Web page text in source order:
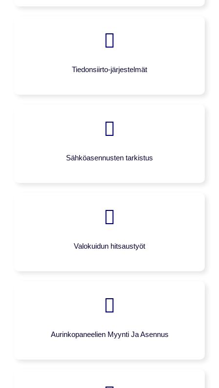
Tiedonsiirto-järjestelmät
Sähköasennusten tarkistus
Valokuidun hitsaustyöt
Aurinkopaneelien Myynti Ja Asennus